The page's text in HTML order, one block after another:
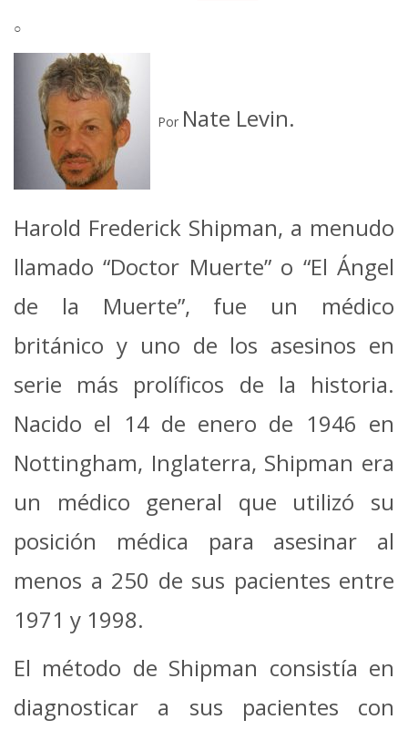
○
Por Nate Levin.
Harold Frederick Shipman, a menudo
llamado “Doctor Muerte” o “El Ángel
de la Muerte”, fue un médico
británico y uno de los asesinos en
serie más prolíficos de la historia.
Nacido el 14 de enero de 1946 en
Nottingham, Inglaterra, Shipman era
un médico general que utilizó su
posición médica para asesinar al
menos a 250 de sus pacientes entre
1971 y 1998.
El método de Shipman consistía en
diagnosticar a sus pacientes con